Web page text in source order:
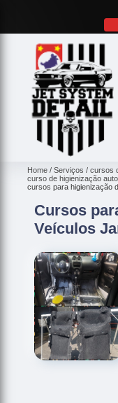
Home Serviços
cursos
curso de higienização
cursos para higienização
Cursos
Veículos